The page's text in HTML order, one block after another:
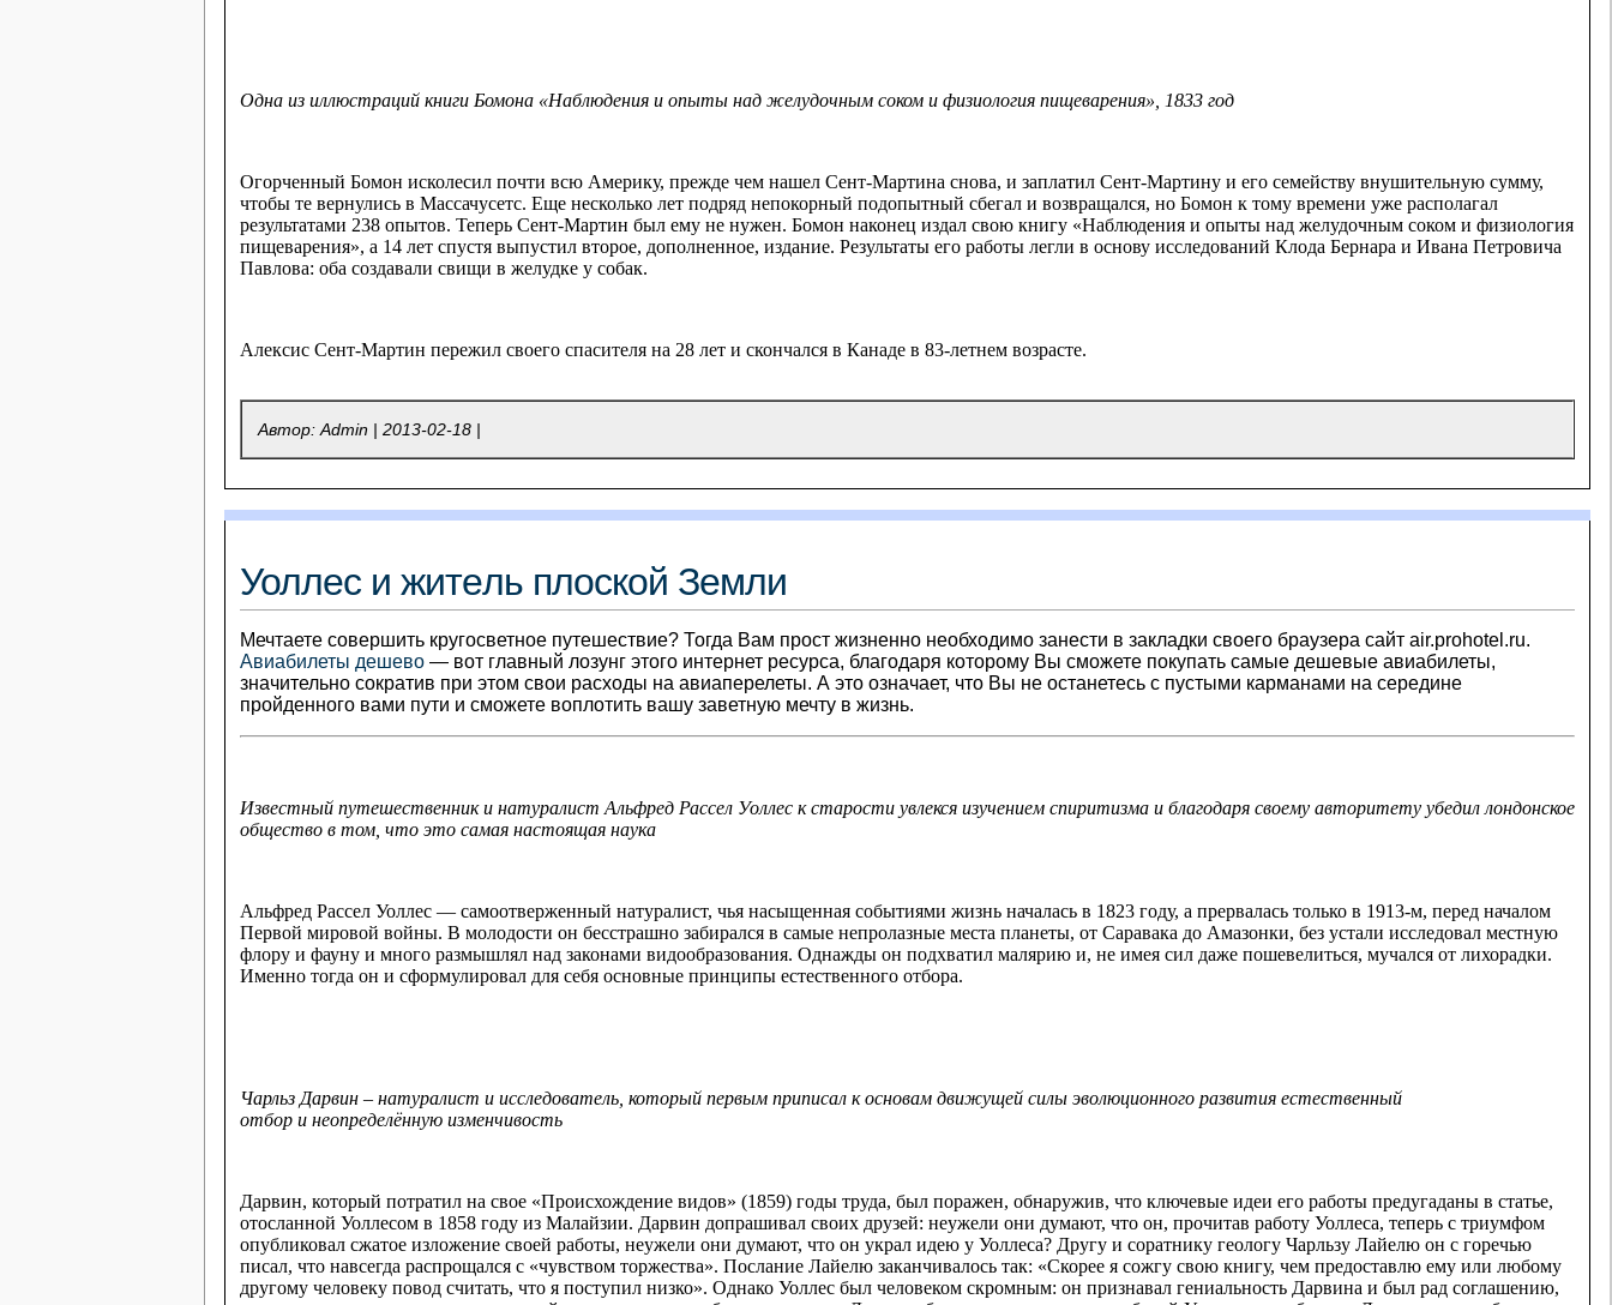
Одна из иллюстраций книги Бомона «Наблюдения и опыты над желудочным соком и физиология пищеварения», 1833 год
Огорченный Бомон исколесил почти всю Америку, прежде чем нашел Сент-Мартина снова, и заплатил Сент-Мартину и его семейству внушительную сумму,
чтобы те вернулись в Массачусетс. Еще несколько лет подряд непокорный подопытный сбегал и возвращался, но Бомон к тому времени уже располагал
результатами 238 опытов. Теперь Сент-Мартин был ему не нужен. Бомон наконец издал свою книгу «Наблюдения и опыты над желудочным соком и физиология
пищеварения», а 14 лет спустя выпустил второе, дополненное, издание. Результаты его работы легли в основу исследований Клода Бернара и Ивана Петровича
Павлова: оба создавали свищи в желудке у собак.
Алексис Сент-Мартин пережил своего спасителя на 28 лет и скончался в Канаде в 83-летнем возрасте.
Автор: Admin | 2013-02-18|
Уоллес и житель плоской Земли
Мечтаете совершить кругосветное путешествие? Тогда Вам прост жизненно необходимо занести в закладки своего браузера сайт air.prohotel.ru.
Авиабилеты дешево — вот главный лозунг этого интернет ресурса, благодаря которому Вы сможете покупать самые дешевые авиабилеты,
значительно сократив при этом свои расходы на авиаперелеты. А это означает, что Вы не останетесь с пустыми карманами на середине
пройденного вами пути и сможете воплотить вашу заветную мечту в жизнь.
Известный путешественник и натуралист Альфред Рассел Уоллес к старости увлекся изучением спиритизма и благодаря своему авторитету убедил лондонское
общество в том, что это самая настоящая наука
Альфред Рассел Уоллес — самоотверженный натуралист, чья насыщенная событиями жизнь началась в 1823 году, а прервалась только в 1913-м, перед началом
Первой мировой войны. В молодости он бесстрашно забирался в самые непролазные места планеты, от Саравака до Амазонки, без устали исследовал местную
флору и фауну и много размышлял над законами видообразования. Однажды он подхватил малярию и, не имея сил даже пошевелиться, мучался от лихорадки.
Именно тогда он и сформулировал для себя основные принципы естественного отбора.
Чарльз Дарвин – натуралист и исследователь, который первым приписал к основам движущей силы эволюционного развития естественный
отбор и неопределённую изменчивость
Дарвин, который потратил на свое «Происхождение видов» (1859) годы труда, был поражен, обнаружив, что ключевые идеи его работы предугаданы в статье,
отосланной Уоллесом в 1858 году из Малайзии. Дарвин допрашивал своих друзей: неужели они думают, что он, прочитав работу Уоллеса, теперь с триумфом
опубликовал сжатое изложение своей работы, неужели они думают, что он украл идею у Уоллеса? Другу и соратнику геологу Чарльзу Лайелю он с горечью
писал, что навсегда распрощался с «чувством торжества». Послание Лайелю заканчивалось так: «Скорее я сожгу свою книгу, чем предоставлю ему или любому
другому человеку повод считать, что я поступил низко». Однако Уоллес был человеком скромным: он признавал гениальность Дарвина и был рад соглашению,